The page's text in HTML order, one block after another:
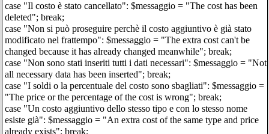
case "Il costo è stato cancellato": $messaggio = "The cost has been
deleted"; break;
case "Non si può proseguire perchè il costo aggiuntivo è già stato
modificato nel frattempo": $messaggio = "The extra cost can't be
changed because it has already changed meanwhile"; break;
case "Non sono stati inseriti tutti i dati necessari": $messaggio = "Not
all necessary data has been inserted"; break;
case "I soldi o la percentuale del costo sono sbagliati": $messaggio =
"The price or the percentage of the cost is wrong"; break;
case "Un costo aggiuntivo dello stesso tipo e con lo stesso nome
esiste già": $messaggio = "An extra cost of the same type and price
already exists"; break;